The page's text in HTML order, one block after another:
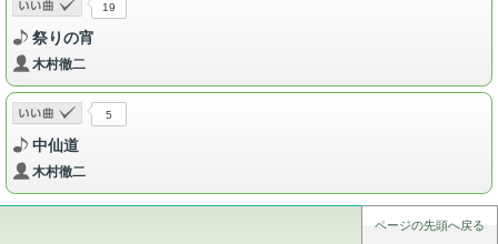
19
祭りの宵
木村徹二
5
中仙道
木村徹二
ページの先頭へ戻る